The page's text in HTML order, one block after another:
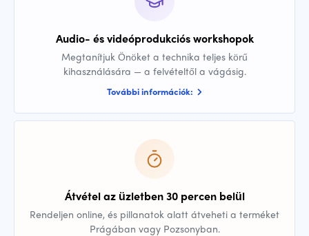
Audio- és videóprodukciós workshopok
Megtanítjuk Önöket a technika teljes körű
kihasználására — a felvételtől a vágásig.
További információk:
Átvétel az üzletben 30 percen belül
Rendeljen online, és pillanatok alatt átveheti a terméket
Prágában vagy Pozsonyban.